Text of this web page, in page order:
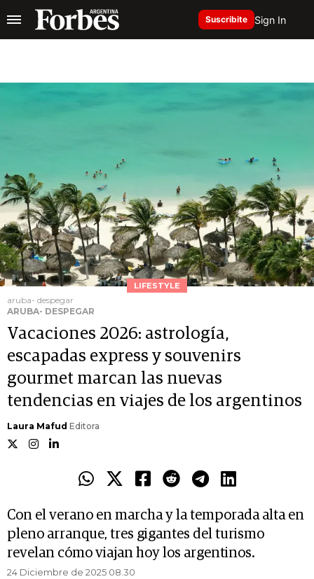
Suscribite Sign In
LIFESTYLE
aruba- despegar
ARUBA- DESPEGAR
Vacaciones 2026: astrología,
escapadas express y souvenirs
gourmet marcan las nuevas
tendencias en viajes de los argentinos
Laura Mafud Editora
Con el verano en marcha y la temporada alta en
pleno arranque, tres gigantes del turismo
revelan cómo viajan hoy los argentinos.
24 Diciembre de 2025 08.30